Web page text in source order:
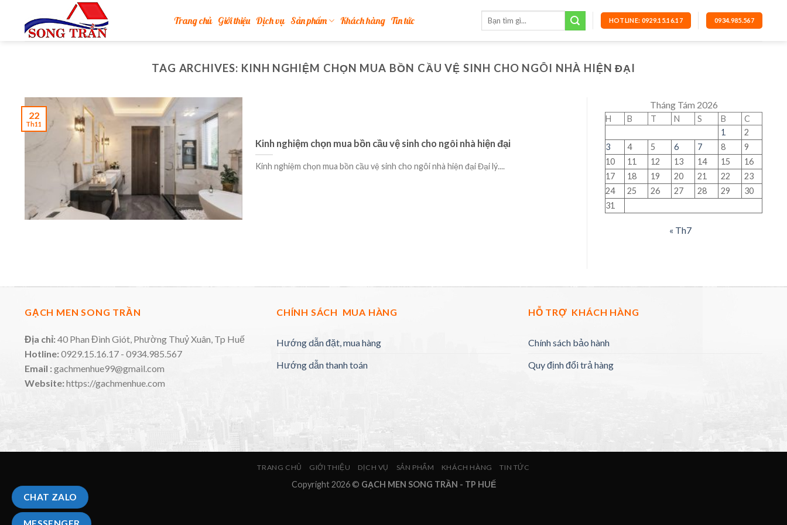
content
Trang chủ Giới thiệu Dịch vụ Sản phẩm Khách hàng Tin tức HOTLINE: 0929.15.16.17 0934.985.567
TAG ARCHIVES: KINH NGHIỆM CHỌN MUA BỒN CẦU VỆ SINH CHO NGÔI NHÀ HIỆN ĐẠI
Kinh nghiệm chọn mua bồn cầu vệ sinh cho ngôi nhà hiện đại
Kinh nghiệm chọn mua bồn cầu vệ sinh cho ngôi nhà hiện đại Đại lý....
22
Th11
Tháng Tám 2026
H B T N S B
C
1
2
3
4 5 6 7 8
9
10
11 12 13 14 15
16
17
18 19 20 21 22
23
24
25 26 27 28 29
30
31
« Th7
GẠCH MEN SONG TRẦN
Địa chỉ:40 Phan Đình Giót, Phường Thuỷ Xuân, Tp Huế
Hotline:0929.15.16.17 - 0934.985.567
Email :gachmenhue99@gmail.com
Website:https://gachmenhue.com
CHÍNH SÁCH MUA HÀNG
Hướng dẫn đặt, mua hàng
Hướng dẫn thanh toán
HỖ TRỢ KHÁCH HÀNG
Chính sách bảo hành
Quy định đổi trả hàng
TRANG CHỦ GIỚI THIỆU DỊCH VỤ SẢN PHẨM KHÁCH HÀNG TIN TỨC
Copyright 2026 © GẠCH MEN SONG TRẦN - TP HUẾ
CHAT ZALO